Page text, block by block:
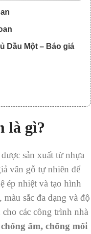
Dầu Một – Báo giá
là gì?
sản xuất từ nhựa
vân gỗ tự nhiên để
ép nhiệt và tạo hình
sắc đa dạng và độ
các công trình nhà
chống ẩm, chống mối